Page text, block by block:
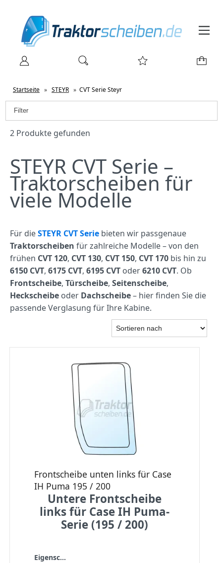
Startseite » STEYR » CVT Serie Steyr
Filter
2 Produkte gefunden
STEYR CVT Serie –
Traktorscheiben für
viele Modelle
Für dieSTEYR CVT Serie bieten wir passgenaue
Traktorscheiben für zahlreiche Modelle – von den
frühen CVT 120, CVT 130, CVT 150, CVT 170 bis hin zu
6150 CVT, 6175 CVT, 6195 CVT oder6210 CVT. Ob
Frontscheibe, Türscheibe, Seitenscheibe,
Heckscheibe oder Dachscheibe– hier finden Sie die
passende Verglasung für Ihre Kabine.
Frontscheibe unten links für Case
IH Puma 195 / 200
Untere Frontscheibe
links für Case IH Puma-
Serie (195 / 200)
Eigensc...